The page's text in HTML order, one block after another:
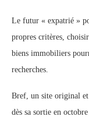
Le futur « expatrié »
propres critères,
biens immobiliers
recherches.
Bref, un site original
dès sa sortie en